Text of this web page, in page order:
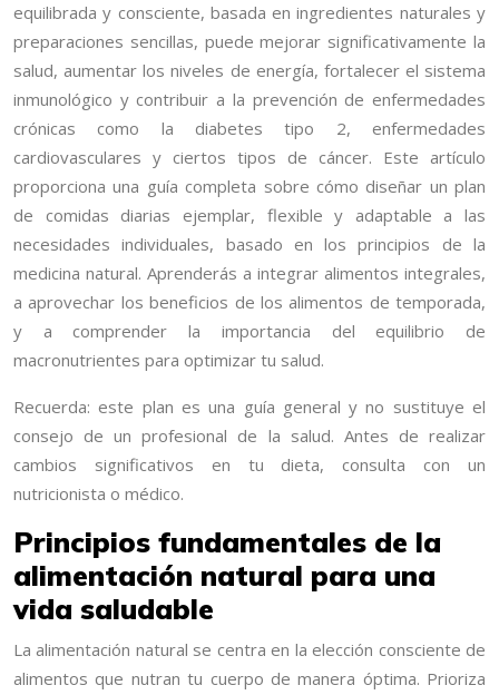
equilibrada y consciente, basada en ingredientes naturales y
preparaciones sencillas, puede mejorar significativamente la
salud, aumentar los niveles de energía, fortalecer el sistema
inmunológico y contribuir a la prevención de enfermedades
crónicas como la diabetes tipo 2, enfermedades
cardiovasculares y ciertos tipos de cáncer. Este artículo
proporciona una guía completa sobre cómo diseñar un plan
de comidas diarias ejemplar, flexible y adaptable a las
necesidades individuales, basado en los principios de la
medicina natural. Aprenderás a integrar alimentos integrales,
a aprovechar los beneficios de los alimentos de temporada,
y a comprender la importancia del equilibrio de
macronutrientes para optimizar tu salud.
Recuerda: este plan es una guía general y no sustituye el
consejo de un profesional de la salud. Antes de realizar
cambios significativos en tu dieta, consulta con un
nutricionista o médico.
Principios fundamentales de la
alimentación natural para una
vida saludable
La alimentación natural se centra en la elección consciente de
alimentos que nutran tu cuerpo de manera óptima. Prioriza